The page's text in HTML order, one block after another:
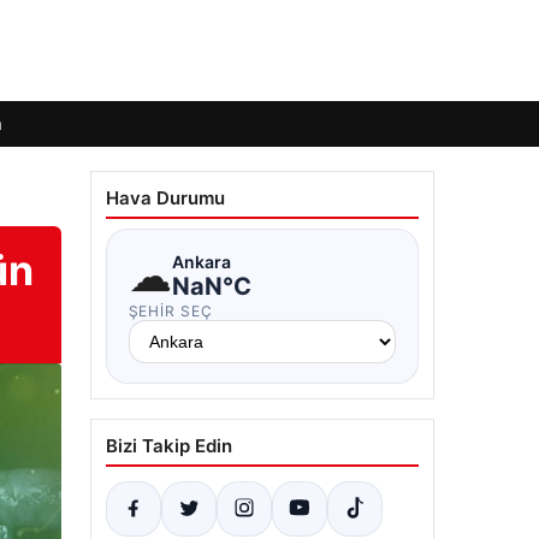
Hava Durumu
☁Ankara
NaN°C
ŞEHIR SEÇ
Bizi Takip Edin